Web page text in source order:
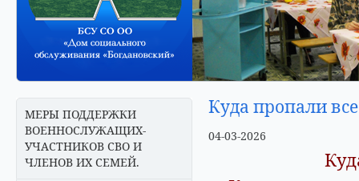
МЕРЫ ПОДДЕРЖКИ
ВОЕННОСЛУЖАЩИХ-
УЧАСТНИКОВ СВО И
ЧЛЕНОВ ИХ СЕМЕЙ.
Куда пропали
04-03-2026